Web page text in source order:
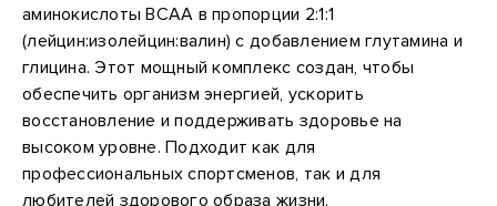
аминокислоты BCAA в пропорции 2:1:1
(лейцин:изолейцин:валин) с добавлением глутамина и
глицина. Этот мощный комплекс создан, чтобы
обеспечить организм энергией, ускорить
восстановление и поддерживать здоровье на
высоком уровне. Подходит как для
профессиональных спортсменов, так и для
любителей здорового образа жизни.